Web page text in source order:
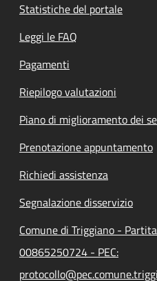
Statistiche del portale
Leggi le FAQ
Pagamenti
Riepilogo valutazioni
Piano di miglioramento dei
Prenotazione appuntamento
Richiedi assistenza
Segnalazione disservizio
Comune di Triggiano -
00865250724 - PEC: